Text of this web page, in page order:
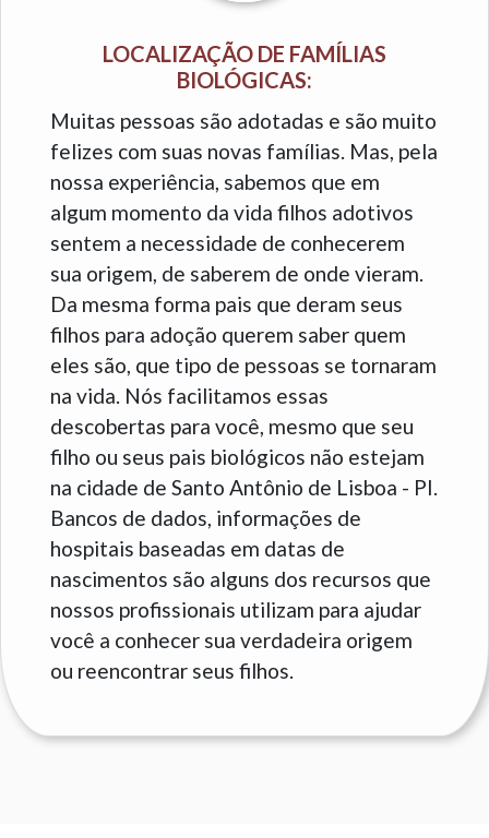
LOCALIZAÇÃO DE FAMÍLIAS
BIOLÓGICAS:
Muitas pessoas são adotadas e são muito
felizes com suas novas famílias. Mas, pela
nossa experiência, sabemos que em
algum momento da vida filhos adotivos
sentem a necessidade de conhecerem
sua origem, de saberem de onde vieram.
Da mesma forma pais que deram seus
filhos para adoção querem saber quem
eles são, que tipo de pessoas se tornaram
na vida. Nós facilitamos essas
descobertas para você, mesmo que seu
filho ou seus pais biológicos não estejam
na cidade de Santo Antônio de Lisboa - PI.
Bancos de dados, informações de
hospitais baseadas em datas de
nascimentos são alguns dos recursos que
nossos profissionais utilizam para ajudar
você a conhecer sua verdadeira origem
ou reencontrar seus filhos.